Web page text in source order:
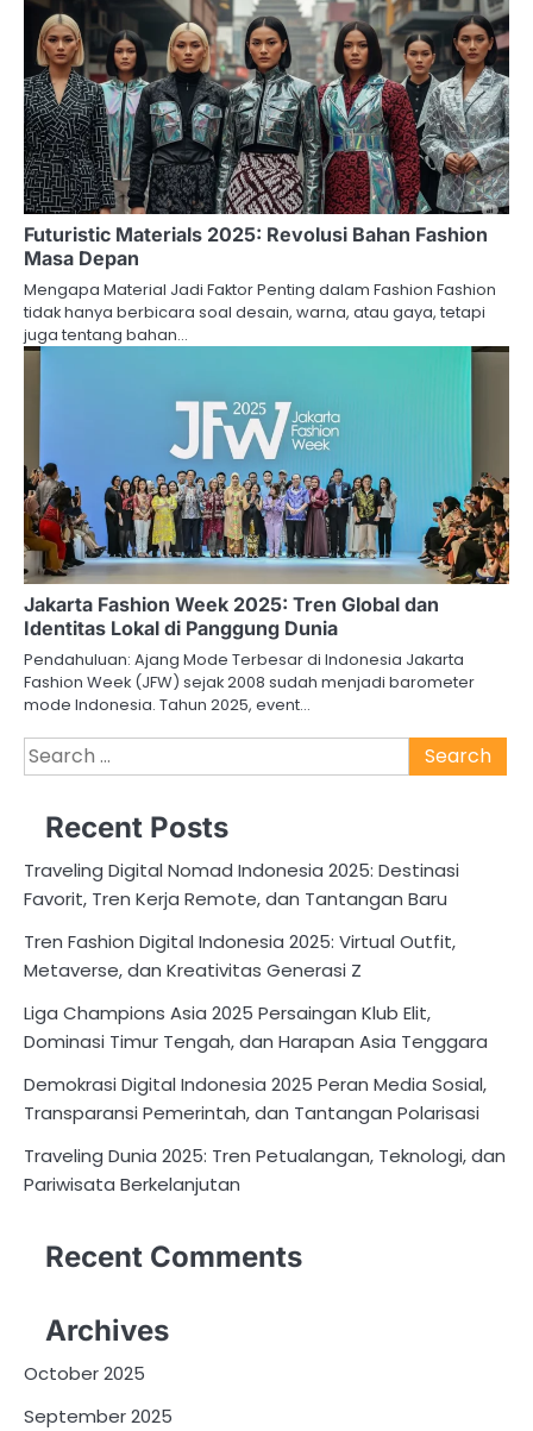
Futuristic Materials 2025: Revolusi Bahan Fashion
Masa Depan
Mengapa Material Jadi Faktor Penting dalam Fashion Fashion
tidak hanya berbicara soal desain, warna, atau gaya, tetapi
juga tentang bahan…
Jakarta Fashion Week 2025: Tren Global dan
Identitas Lokal di Panggung Dunia
Pendahuluan: Ajang Mode Terbesar di Indonesia Jakarta
Fashion Week (JFW) sejak 2008 sudah menjadi barometer
mode Indonesia. Tahun 2025, event…
Search
for:
Recent Posts
Traveling Digital Nomad Indonesia 2025: Destinasi
Favorit, Tren Kerja Remote, dan Tantangan Baru
Tren Fashion Digital Indonesia 2025: Virtual Outfit,
Metaverse, dan Kreativitas Generasi Z
Liga Champions Asia 2025 Persaingan Klub Elit,
Dominasi Timur Tengah, dan Harapan Asia Tenggara
Demokrasi Digital Indonesia 2025 Peran Media Sosial,
Transparansi Pemerintah, dan Tantangan Polarisasi
Traveling Dunia 2025: Tren Petualangan, Teknologi, dan
Pariwisata Berkelanjutan
Recent Comments
Archives
October 2025
September 2025